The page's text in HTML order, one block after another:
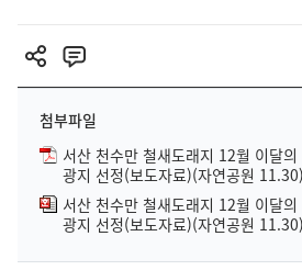
첨부파일
서산 천수만 철새도래지 12월 이달의
광지 선정(보도자료)(자연공원
서산 천수만 철새도래지 12월 이달의
광지 선정(보도자료)(자연공원